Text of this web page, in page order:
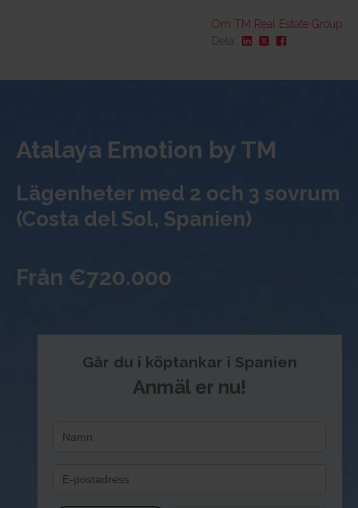
Om TM Real Estate Group
Dela:
Besök
Atalaya Emotion by TM
Lägenheter med 2 och 3 sovrum
(Costa del Sol, Spanien)
Från €720.000
Går du i köptankar i Spanien
Anmäl er nu!